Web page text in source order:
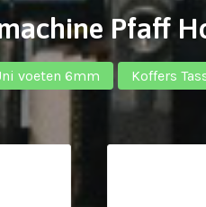
Pfaff
voeten 6mm Koffers